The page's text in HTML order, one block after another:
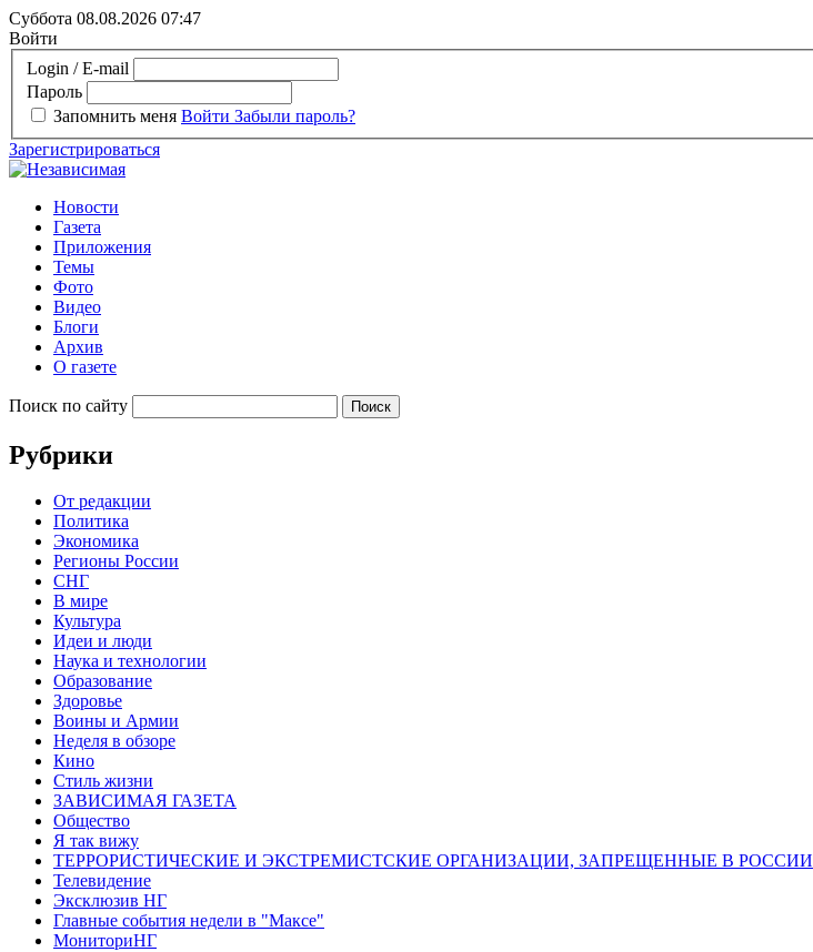
Суббота 08.08.2026 07:47
Войти
Login / E-mail
Пароль
Запомнить меня Войти Забыли пароль?
Зарегистрироваться
Новости
Газета
Приложения
Темы
Фото
Видео
Блоги
Архив
О газете
Поиск по сайту
Рубрики
От редакции
Политика
Экономика
Регионы России
СНГ
В мире
Культура
Идеи и люди
Наука и технологии
Образование
Здоровье
Воины и Армии
Неделя в обзоре
Кино
Стиль жизни
ЗАВИСИМАЯ ГАЗЕТА
Общество
Я так вижу
ТЕРРОРИСТИЧЕСКИЕ И ЭКСТРЕМИСТСКИЕ ОРГАНИЗАЦИИ, ЗАПРЕЩЕННЫЕ В РОССИИ
Телевидение
Эксклюзив НГ
Главные события недели в "Максе"
МониториНГ